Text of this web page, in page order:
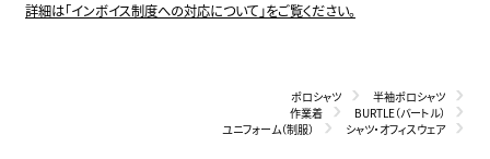
詳細は「インボイス制度への対応について」をご覧ください。
ポロシャツ
半袖ポロシャツ
作業着
BURTLE（バートル）
ユニフォーム（制服）
シャツ・オフィスウェア